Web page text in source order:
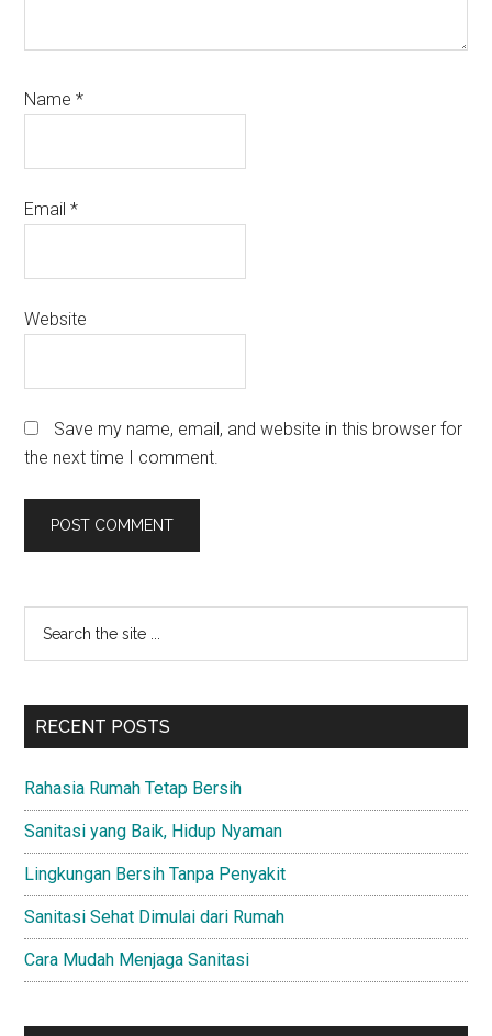
Name*
Email*
Website
Save my name, email, and website in this browser for
the next time I comment.
Primary
Sidebar
...
RECENT POSTS
Rahasia Rumah Tetap Bersih
Sanitasi yang Baik, Hidup Nyaman
Lingkungan Bersih Tanpa Penyakit
Sanitasi Sehat Dimulai dari Rumah
Cara Mudah Menjaga Sanitasi